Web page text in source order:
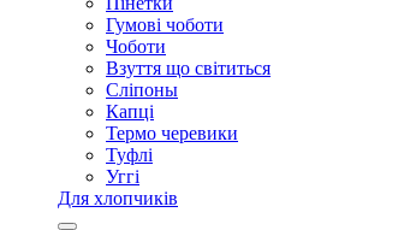
Гумові чоботи
Чоботи
Взуття що світиться
Сліпоны
Капці
Термо черевики
Туфлі
Уггі
Для хлопчиків